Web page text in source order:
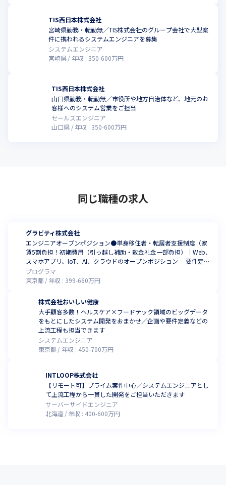
TIS西日本株式会社
宮崎県勤務・転勤無／TIS株式会社のグループ会社で大型案
件に携われるシステムエンジニアを募集
システムエンジニア
宮崎県
年収 : 350-600万円
TIS西日本株式会社
山口県勤務・転勤無／市役所や地方自治体など、地元のお
客様へのシステム営業をご担当
セールスエンジニア
山口県
年収 : 350-600万円
同じ職種の求人
グラビティ株式会社
エンジニアオープンポジション●単身移住者・転居者支援制度（家
賃5割負担！初期費用（引っ越し補助・敷金礼金一部負担）｜Web、
スマホアプリ、IoT、AI、クラウドのオープンポジション 要件定
義〜リリースまで！｜幅広いプロジェクトをご用意！｜最大還元率9
0%（2023年12月時点）｜月平均残業0h~15h（2019～2022年実
プログラマ
東京都
年収 : 399-660万円
株式会社おいしい健康
大手顧客多数！ヘルスケア×フードテック領域のビッグデータ
をもとにしたシステム開発をおまかせ／企画や要件定義などの
上流工程も担当できます
システムエンジニア
東京都
年収 : 450-700万円
INTLOOP株式会社
【リモート可】プライム案件中心／システムエンジニアとし
て上流工程から一貫した開発をご担当いただきます
サーバーサイドエンジニア
北海道
年収 : 400-600万円